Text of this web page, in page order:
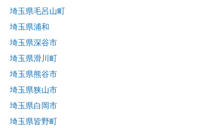
埼玉県毛呂山町
埼玉県浦和
埼玉県深谷市
埼玉県滑川町
埼玉県熊谷市
埼玉県狭山市
埼玉県白岡市
埼玉県皆野町